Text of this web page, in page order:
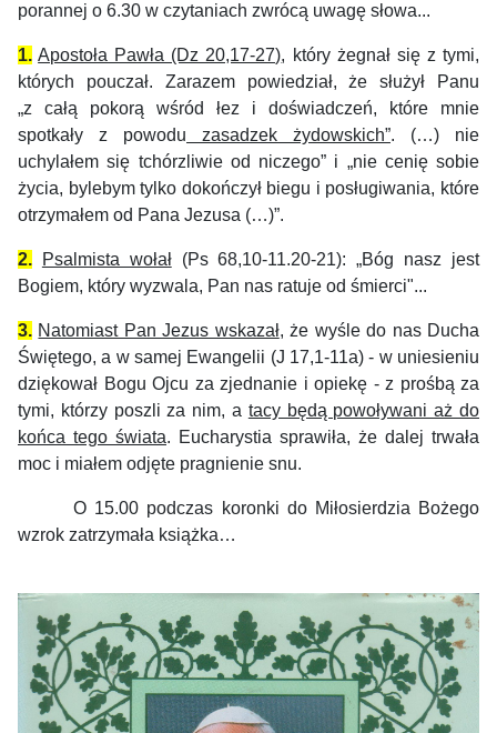
porannej o 6.30 w czytaniach zwrócą uwagę słowa...
1. Apostoła Pawła (Dz 20,17-27), który żegnał się z tymi,
których pouczał. Zarazem powiedział, że służył Panu
„z całą pokorą wśród łez i doświadczeń, które mnie
spotkały z powodu zasadzek żydowskich”. (…) nie
uchylałem się tchórzliwie od niczego” i „nie cenię sobie
życia, bylebym tylko dokończył biegu i posługiwania, które
otrzymałem od Pana Jezusa (…)”.
2. Psalmista wołał(Ps 68,10-11.20-21): „Bóg nasz jest
Bogiem, który wyzwala, Pan nas ratuje od śmierci"...
3. Natomiast Pan Jezus wskazał, że wyśle do nas Ducha
Świętego, a w samej Ewangelii (J 17,1-11a) - w uniesieniu
dziękował Bogu Ojcu za zjednanie i opiekę - z prośbą za
tymi, którzy poszli za nim, a tacy będą powoływani aż do
końca tego świata. Eucharystia sprawiła, że dalej trwała
moc i miałem odjęte pragnienie snu.
O 15.00 podczas koronki do Miłosierdzia Bożego
wzrok zatrzymała książka…